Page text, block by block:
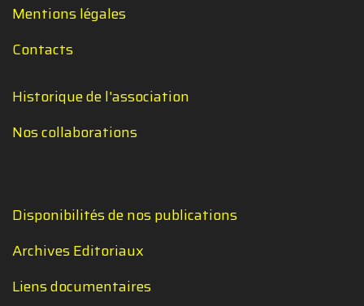
Mentions légales
Contacts
Historique de l'association
Nos collaborations
Disponibilités de nos publications
Archives Editoriaux
Liens documentaires